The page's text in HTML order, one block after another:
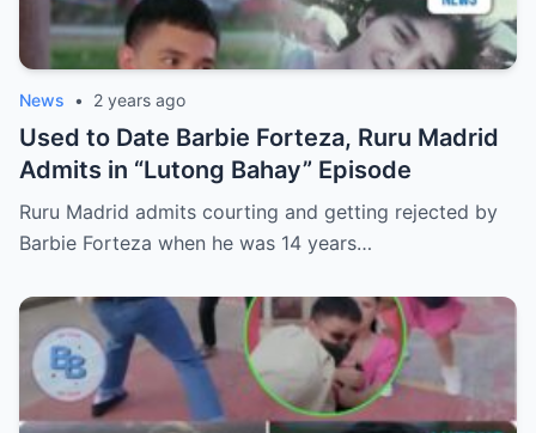
News • 2 years ago
Used to Date Barbie Forteza, Ruru Madrid
Admits in “Lutong Bahay” Episode
Ruru Madrid admits courting and getting rejected by
Barbie Forteza when he was 14 years…